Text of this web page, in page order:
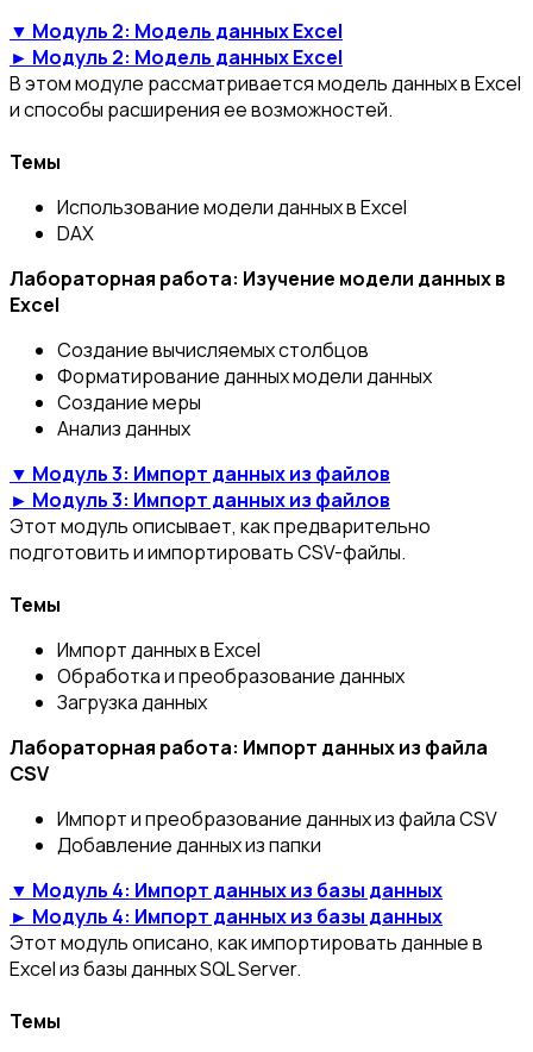
▼ Модуль 2: Модель данных Excel
► Модуль 2: Модель данных Excel
В этом модуле рассматривается модель данных в Excel
и способы расширения ее возможностей.
Темы
Использование модели данных в Excel
DAX
Лабораторная работа: Изучение модели данных в
Excel
Создание вычисляемых столбцов
Форматирование данных модели данных
Создание меры
Анализ данных
▼ Модуль 3: Импорт данных из файлов
► Модуль 3: Импорт данных из файлов
Этот модуль описывает, как предварительно
подготовить и импортировать CSV-файлы.
Темы
Импорт данных в Excel
Обработка и преобразование данных
Загрузка данных
Лабораторная работа: Импорт данных из файла
CSV
Импорт и преобразование данных из файла CSV
Добавление данных из папки
▼ Модуль 4: Импорт данных из базы данных
► Модуль 4: Импорт данных из базы данных
Этот модуль описано, как импортировать данные в
Excel из базы данных SQL Server.
Темы